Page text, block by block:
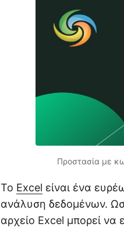
Προστασία με
Το Excel είναι ένα
ανάλυση δεδομένων.
αρχείο Excel μπορεί να